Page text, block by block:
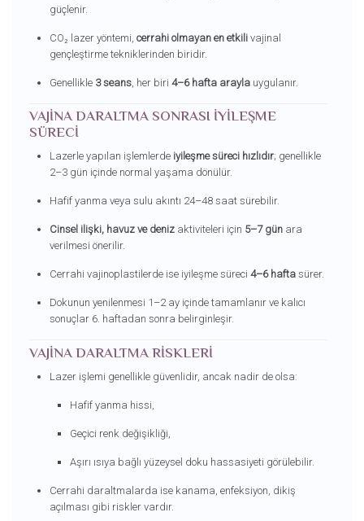
güçlenir.
CO₂ lazer yöntemi, cerrahi olmayan en etkilivajinal
gençleştirme tekniklerinden biridir.
Genellikle 3 seans, her biri 4–6 hafta araylauygulanır.
VAJINA DARALTMA SONRASI İYILEŞME
SÜRECI
Lazerle yapılan işlemlerde iyileşme süreci hızlıdır; genellikle
2–3 gün içinde normal yaşama dönülür.
Hafif yanma veya sulu akıntı 24–48 saat sürebilir.
Cinsel ilişki, havuz ve denizaktiviteleri için 5–7 günara
verilmesi önerilir.
Cerrahi vajinoplastilerde ise iyileşme süreci 4–6 haftasürer.
Dokunun yenilenmesi 1–2 ay içinde tamamlanır ve kalıcı
sonuçlar 6. haftadan sonra belirginleşir.
VAJINA DARALTMA RISKLERI
Lazer işlemi genellikle güvenlidir, ancak nadir de olsa:
Hafif yanma hissi,
Geçici renk değişikliği,
Aşırı ısıya bağlı yüzeysel doku hassasiyeti görülebilir.
Cerrahi daraltmalarda ise kanama, enfeksiyon, dikiş
açılması gibi riskler vardır.